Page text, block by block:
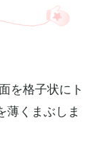
を格子状にト
薄くまぶしま